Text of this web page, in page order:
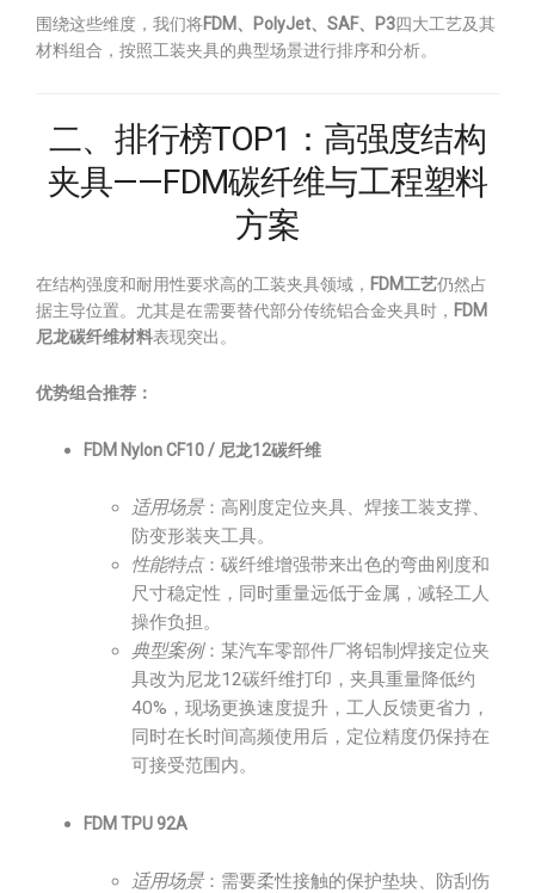
围绕这些维度，我们将FDM、PolyJet、SAF、P3四大工艺及其
材料组合，按照工装夹具的典型场景进行排序和分析。
二、排行榜TOP1：高强度结构
夹具——FDM碳纤维与工程塑料
方案
在结构强度和耐用性要求高的工装夹具领域， FDM工艺仍然占
据主导位置。尤其是在需要替代部分传统铝合金夹具时， FDM
尼龙碳纤维材料表现突出。
优势组合推荐：
FDM Nylon CF10 / 尼龙12碳纤维
适用场景：高刚度定位夹具、焊接工装支撑、
防变形装夹工具。
性能特点：碳纤维增强带来出色的弯曲刚度和
尺寸稳定性，同时重量远低于金属，减轻工人
操作负担。
典型案例：某汽车零部件厂将铝制焊接定位夹
具改为尼龙12碳纤维打印，夹具重量降低约
40%，现场更换速度提升，工人反馈更省力，
同时在长时间高频使用后，定位精度仍保持在
可接受范围内。
FDM TPU 92A
适用场景：需要柔性接触的保护垫块、防刮伤